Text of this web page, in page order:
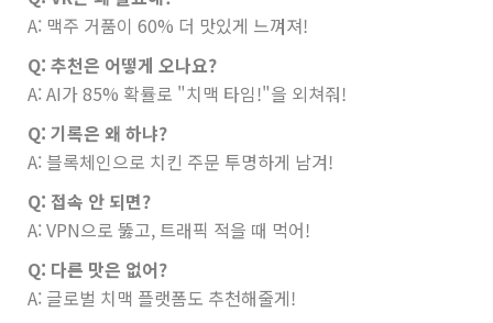
A: 맥주 거품이 60% 더 맛있게 느껴져!
Q: 추천은 어떻게 오나요?
A: AI가 85% 확률로 "치맥 타임!"을 외쳐줘!
Q: 기록은 왜 하냐?
A: 블록체인으로 치킨 주문 투명하게 남겨!
Q: 접속 안 되면?
A: VPN으로 뚫고, 트래픽 적을 때 먹어!
Q: 다른 맛은 없어?
A: 글로벌 치맥 플랫폼도 추천해줄게!